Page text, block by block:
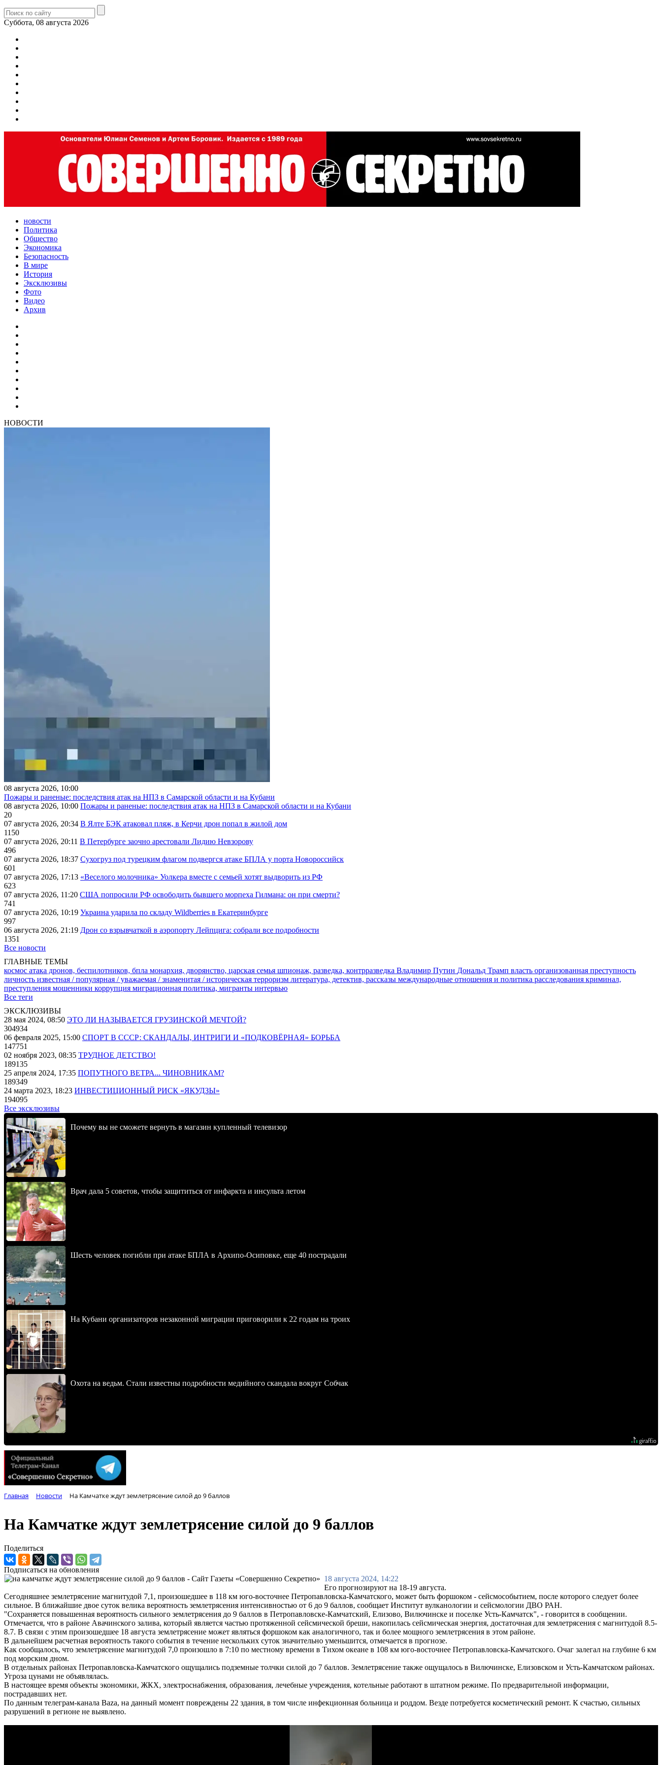
Суббота, 08 августа 2026
новости
Политика
Общество
Экономика
Безопасность
В мире
История
Эксклюзивы
Фото
Видео
Архив
НОВОСТИ
08 августа 2026, 10:00
Пожары и раненые: последствия атак на НПЗ в Самарской области и на Кубани
08 августа 2026, 10:00 Пожары и раненые: последствия атак на НПЗ в Самарской области и на Кубани
20
07 августа 2026, 20:34 В Ялте БЭК атаковал пляж, в Керчи дрон попал в жилой дом
1150
07 августа 2026, 20:11 В Петербурге заочно арестовали Лидию Невзорову
496
07 августа 2026, 18:37 Сухогруз под турецким флагом подвергся атаке БПЛА у порта Новороссийск
601
07 августа 2026, 17:13 «Веселого молочника» Уолкера вместе с семьей хотят выдворить из РФ
623
07 августа 2026, 11:20 США попросили РФ освободить бывшего морпеха Гилмана: он при смерти?
741
07 августа 2026, 10:19 Украина ударила по складу Wildberries в Екатеринбурге
997
06 августа 2026, 21:19 Дрон со взрывчаткой в аэропорту Лейпцига: собрали все подробности
1351
Все новости
ГЛАВНЫЕ ТЕМЫ
космос атака дронов, беспилотников, бпла монархия, дворянство, царская семья шпионаж, разведка, контрразведка Владимир Путин Дональд Трамп власть организованная преступность
личность известная / популярная / уважаемая / знаменитая / историческая терроризм литература, детектив, рассказы международные отношения и политика расследования криминал,
преступления мошенники коррупция миграционная политика, мигранты интервью
Все теги
ЭКСКЛЮЗИВЫ
28 мая 2024, 08:50 ЭТО ЛИ НАЗЫВАЕТСЯ ГРУЗИНСКОЙ МЕЧТОЙ?
304934
06 февраля 2025, 15:00 СПОРТ В СССР: СКАНДАЛЫ, ИНТРИГИ И «ПОДКОВЁРНАЯ» БОРЬБА
147751
02 ноября 2023, 08:35 ТРУДНОЕ ДЕТСТВО!
189135
25 апреля 2024, 17:35 ПОПУТНОГО ВЕТРА... ЧИНОВНИКАМ?
189349
24 марта 2023, 18:23 ИНВЕСТИЦИОННЫЙ РИСК «ЯКУДЗЫ»
194095
Все эксклюзивы
Почему вы не сможете вернуть в магазин купленный телевизор
Врач дала 5 советов, чтобы защититься от инфаркта и инсульта летом
Шесть человек погибли при атаке БПЛА в Архипо-Осиповке, еще 40 пострадали
На Кубани организаторов незаконной миграции приговорили к 22 годам на троих
Охота на ведьм. Стали известны подробности медийного скандала вокруг Собчак
Главная Новости На Камчатке ждут землетрясение силой до 9 баллов
На Камчатке ждут землетрясение силой до 9 баллов
Поделиться
Подписаться на обновления
18 августа 2024, 14:22
Его прогнозируют на 18-19 августа.
Сегодняшнее землетрясение магнитудой 7,1, произошедшее в 118 км юго-восточнее Петропавловска-Камчатского, может быть форшоком - сейсмособытием, после которого следует более
сильное. В ближайшие двое суток велика вероятность землетрясения интенсивностью от 6 до 9 баллов, сообщает Институт вулканологии и сейсмологии ДВО РАН.
"Сохраняется повышенная вероятность сильного землетрясения до 9 баллов в Петропавловске-Камчатский, Елизово, Вилючинске и поселке Усть-Камчатск", - говорится в сообщении.
Отмечается, что в районе Авачинского залива, который является частью протяженной сейсмической бреши, накопилась сейсмическая энергия, достаточная для землетрясения с магнитудой 8.5-
8.7. В связи с этим произошедшее 18 августа землетрясение может являться форшоком как аналогичного, так и более мощного землетрясения в этом районе.
В дальнейшем расчетная вероятность такого события в течение нескольких суток значительно уменьшится, отмечается в прогнозе.
Как сообщалось, что землетрясение магнитудой 7,0 произошло в 7:10 по местному времени в Тихом океане в 108 км юго-восточнее Петропавловска-Камчатского. Очаг залегал на глубине 6 км
под морским дном.
В отдельных районах Петропавловска-Камчатского ощущались подземные толчки силой до 7 баллов. Землетрясение также ощущалось в Вилючинске, Елизовском и Усть-Камчатском районах.
Угроза цунами не объявлялась.
В настоящее время объекты экономики, ЖКХ, электроснабжения, образования, лечебные учреждения, котельные работают в штатном режиме. По предварительной информации,
пострадавших нет.
По данным телеграм-канала Baza, на данный момент повреждены 22 здания, в том числе инфекционная больница и роддом. Везде потребуется косметический ремонт. К счастью, сильных
разрушений в регионе не выявлено.